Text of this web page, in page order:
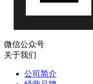
微信公众号
关于我们
公司简介